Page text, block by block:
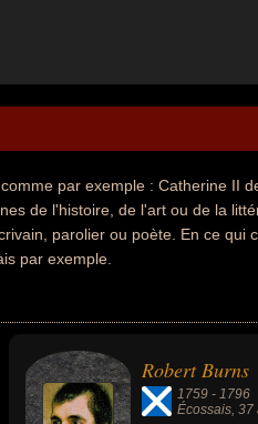
par exemple : Catherine II
de l'histoire, de l'art ou de la
parolier ou poète. En ce qui
par exemple.
Robert Burns
1759 -1796
Écossais, 37